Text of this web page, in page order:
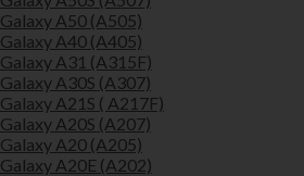
Galaxy A50 (A505)
Galaxy A40 (A405)
Galaxy A31 (A315F)
Galaxy A30S (A307)
Galaxy A21S ( A217F)
Galaxy A20S (A207)
Galaxy A20 (A205)
Galaxy A20E (A202)